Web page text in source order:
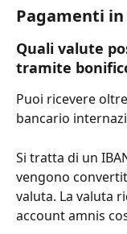
Pagamenti
Quali valute
tramite
Puoi ricevere
bancario
Si tratta di un
vengono
valuta. La valuta
account amnis